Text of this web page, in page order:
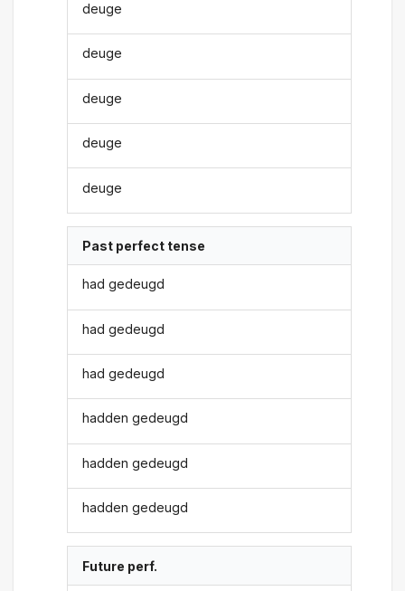
deuge
deuge
deuge
deuge
deuge
Past perfect tense
had gedeugd
had gedeugd
had gedeugd
hadden gedeugd
hadden gedeugd
hadden gedeugd
Future perf.